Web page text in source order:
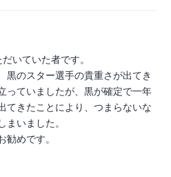
いていた者です。
黒のスター選手の貴重さが出てき
っていましたが、黒が確定で一年
てきたことにより、つまらないな
まいました。
勧めです。